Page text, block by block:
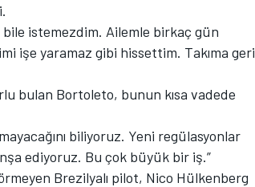
bile istemezdim. Ailemle birkaç gün
işe yaramaz gibi hissettim. Takıma geri
bulan Bortoleto, bunun kısa vadede
biliyoruz. Yeni regülasyonlar
ediyoruz. Bu çok büyük bir iş.”
Brezilyalı pilot, Nico Hülkenberg